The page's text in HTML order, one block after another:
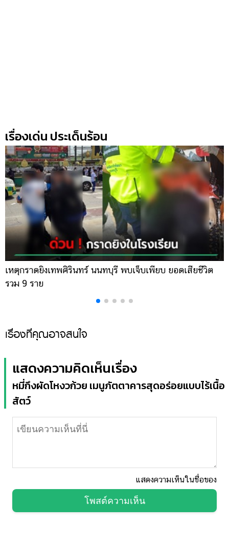
เรื่องเด่น ประเด็นร้อน
เหตุกราดยิงเทพศิรินทร์ นนทบุรี พบเจ็บเพียบ ยอดเสียชีวิต
รวม 9 ราย
เรื่องที่คุณอาจสนใจ
แสดงความคิดเห็นเรื่อง
หมี่กึงผัดโหงวก้วย เมนูภัตตาคารสุดอร่อยแบบไร้เนื้อ
สัตว์
แสดงความเห็นในชื่อของ
โพสต์ความเห็น